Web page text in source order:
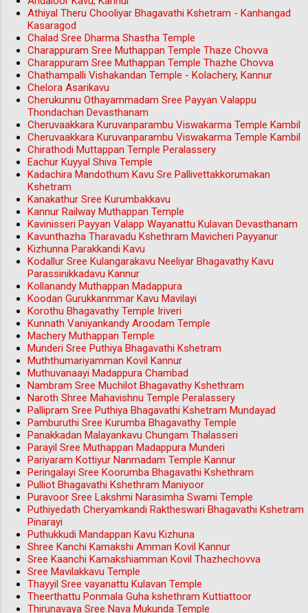
Athiyal Theru Chooliyar Bhagavathi Kshetram - Kanhangad
Kasaragod
Chalad Sree Dharma Shastha Temple
Charappuram Sree Muthappan Temple Thaze Chovva
Charappuram Sree Muthappan Temple Thazhe Chovva
Chathampalli Vishakandan Temple - Kolachery, Kannur
Chelora Asarikavu
Cherukunnu Othayammadam Sree Payyan Valappu
Thondachan Devasthanam
Cheruvaakkara Kuruvanparambu Viswakarma Temple Kambil
Cheruvaakkara Kuruvanparambu Viswakarma Temple Kambil
Chirathodi Muttappan Temple Peralassery
Eachur Kuyyal Shiva Temple
Kadachira Mandothum Kavu Sre Pallivettakkorumakan
Kshetram
Kanakathur Sree Kurumbakkavu
Kannur Railway Muthappan Temple
Kavinisseri Payyan Valapp Wayanattu Kulavan Devasthanam
Kavunthazha Tharavadu Kshethram Mavicheri Payyanur
Kizhunna Parakkandi Kavu
Kodallur Sree Kulangarakavu Neeliyar Bhagavathy Kavu
Parassinikkadavu Kannur
Kollanandy Muthappan Madappura
Koodan Gurukkanmmar Kavu Mavilayi
Korothu Bhagavathy Temple Iriveri
Kunnath Vaniyankandy Aroodam Temple
Machery Muthappan Temple
Munderi Sree Puthiya Bhagavathi Kshetram
Muththumariyamman Kovil Kannur
Muthuvanaayi Madappura Chambad
Nambram Sree Muchilot Bhagavathy Kshethram
Naroth Shree Mahavishnu Temple Peralassery
Pallipram Sree Puthiya Bhagavathi Kshetram Mundayad
Pamburuthi Sree Kurumba Bhagavathy Temple
Panakkadan Malayankavu Chungam Thalasseri
Parayil Sree Muthappan Madappura Munderi
Pariyaram Kottiyur Nanmadam Temple Kannur
Peringalayi Sree Koorumba Bhagavathi Kshethram
Pulliot Bhagavathi Kshethram Maniyoor
Puravoor Sree Lakshmi Narasimha Swami Temple
Puthiyedath Cheryamkandi Raktheswari Bhagavathi Kshetram
Pinarayi
Puthukkudi Mandappan Kavu Kizhuna
Shree Kanchi Kamakshi Amman Kovil Kannur
Sree Kaanchi Kamakshiamman Kovil Thazhechovva
Sree Mavilakkavu Temple
Thayyil Sree vayanattu Kulavan Temple
Theerthattu Ponmala Guha kshethram Kuttiattoor
Thirunavaya Sree Nava Mukunda Temple